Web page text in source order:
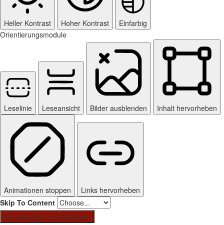
Heller Kontrast Hoher Kontrast
Einfarbig
Orientierungsmodule
Leselinie Leseansicht Bilder ausblenden Inhalt hervorheben
Animationen stoppen
Links hervorheben
Skip To Content
Einstellungen zurücksetzen